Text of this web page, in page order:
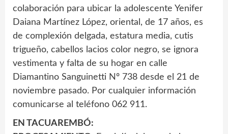
colaboración para ubicar la adolescente Yenifer
Daiana Martínez López, oriental, de 17 años, es
de complexión delgada, estatura media, cutis
trigueño, cabellos lacios color negro, se ignora
vestimenta y falta de su hogar en calle
Diamantino Sanguinetti Nº 738 desde el 21 de
noviembre pasado. Por cualquier información
comunicarse al teléfono 062 911.
EN TACUAREMBÓ: